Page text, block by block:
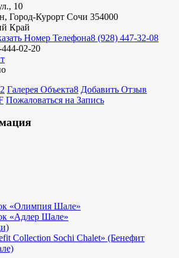
10
, Город-Курорт Сочи 354000
Край
Номер Телефона8 (928) 447-32-08
02-20
2 Галерея Объекта8 Добавить Отзыв
Пожаловаться на Запись
«Олимпия Шале»
«Адлер Шале»
Collection Sochi Chalet» (Бенефит